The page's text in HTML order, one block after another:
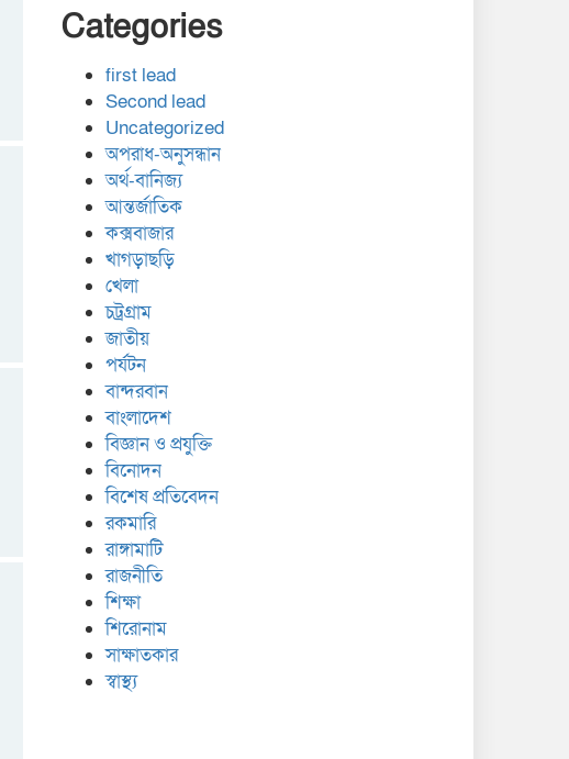
Categories
first lead
Second lead
Uncategorized
অপরাধ-অনুসন্ধান
অর্থ-বানিজ্য
আন্তর্জাতিক
কক্সবাজার
খাগড়াছড়ি
খেলা
চট্রগ্রাম
জাতীয়
পর্যটন
বান্দরবান
বাংলাদেশ
বিজ্ঞান ও প্রযুক্তি
বিনোদন
বিশেষ প্রতিবেদন
রকমারি
রাঙ্গামাটি
রাজনীতি
শিক্ষা
শিরোনাম
সাক্ষাতকার
স্বাস্থ্য